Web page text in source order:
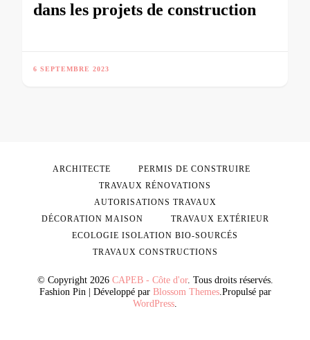
dans les projets de construction
6 SEPTEMBRE 2023
© Copyright 2026 CAPEB - Côte d'or. Tous droits réservés.
Fashion Pin | Développé par Blossom Themes.Propulsé par
WordPress.
ARCHITECTE
PERMIS DE CONSTRUIRE
TRAVAUX RÉNOVATIONS
AUTORISATIONS TRAVAUX
DÉCORATION MAISON
TRAVAUX EXTÉRIEUR
ECOLOGIE ISOLATION BIO-SOURCÉS
TRAVAUX CONSTRUCTIONS